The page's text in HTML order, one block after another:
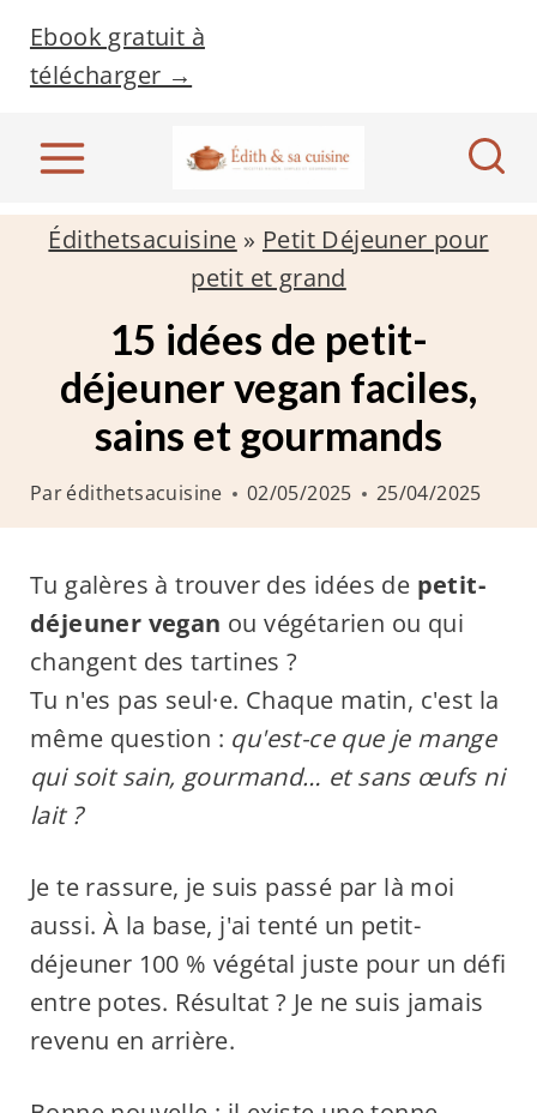
a
Ebook gratuit à
télécharger →
Édithetsacuisine » Petit Déjeuner pour
petit et grand
15 idées de petit-
déjeuner vegan faciles,
sains et gourmands
Parédithetsacuisine 02/05/2025 25/04/2025
Tu galères à trouver des idées de petit-
déjeuner vegan ou végétarien ou qui
changent des tartines ?
Tu n'es pas seul·e. Chaque matin, c'est la
même question : qu'est-ce que je mange
qui soit sain, gourmand… et sans œufs ni
lait ?
Je te rassure, je suis passé par là moi
aussi. À la base, j'ai tenté un petit-
déjeuner 100 % végétal juste pour un défi
entre potes. Résultat ? Je ne suis jamais
revenu en arrière.